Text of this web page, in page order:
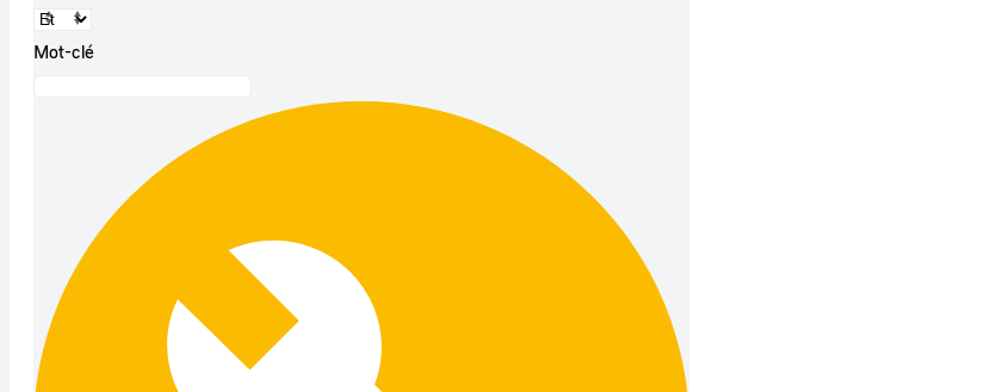
Mot-clé